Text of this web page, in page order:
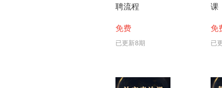
聘流程
免费
已更新8期
课
免
已